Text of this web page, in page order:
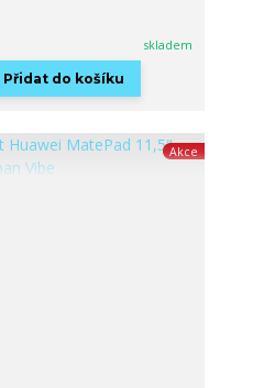
skladem
Přidat do košíku
Akce